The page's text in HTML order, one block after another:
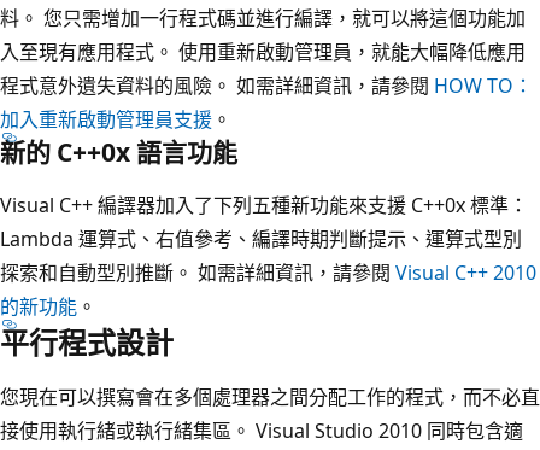
料。 您只需增加一行程式碼並進行編譯，就可以將這個功能加
入至現有應用程式。 使用重新啟動管理員，就能大幅降低應用
程式意外遺失資料的風險。 如需詳細資訊，請參閱 HOW TO：
加入重新啟動管理員支援 。
新的 C++0x 語言功能
Visual C++ 編譯器加入了下列五種新功能來支援 C++0x 標準：
Lambda 運算式、右值參考、編譯時期判斷提示、運算式型別
探索和自動型別推斷。 如需詳細資訊，請參閱 Visual C++ 2010
的新功能 。
平行程式設計
您現在可以撰寫會在多個處理器之間分配工作的程式，而不必直
接使用執行緒或執行緒集區。 Visual Studio 2010 同時包含適